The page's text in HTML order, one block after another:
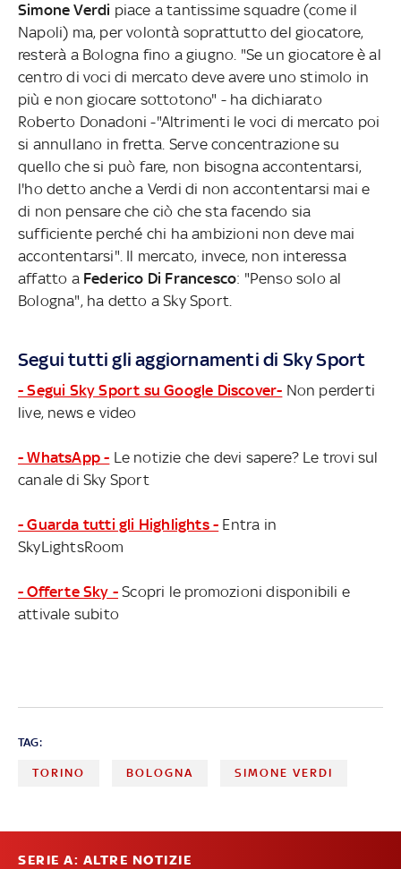
Simone Verdi piace a tantissime squadre (come il
Napoli) ma, per volontà soprattutto del giocatore,
resterà a Bologna fino a giugno. "Se un giocatore è al
centro di voci di mercato deve avere uno stimolo in
più e non giocare sottotono" - ha dichiarato
Roberto Donadoni -"Altrimenti le voci di mercato poi
si annullano in fretta. Serve concentrazione su
quello che si può fare, non bisogna accontentarsi,
l'ho detto anche a Verdi di non accontentarsi mai e
di non pensare che ciò che sta facendo sia
sufficiente perché chi ha ambizioni non deve mai
accontentarsi". Il mercato, invece, non interessa
affatto a Federico Di Francesco: "Penso solo al
Bologna", ha detto a Sky Sport.
Segui tutti gli aggiornamenti di Sky Sport
- Segui Sky Sport su Google Discover- Non perderti
live, news e video
- WhatsApp - Le notizie che devi sapere? Le trovi sul
canale di Sky Sport
- Guarda tutti gli Highlights - Entra in
SkyLightsRoom
- Offerte Sky - Scopri le promozioni disponibili e
attivale subito
TAG:
TORINO BOLOGNA SIMONE VERDI
SERIE A: ALTRE NOTIZIE